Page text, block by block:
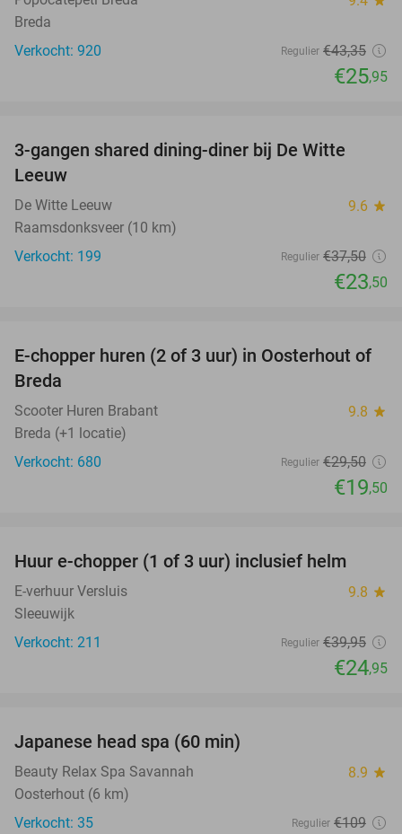
Breda
Verkocht: 920
Regulier €43,35
€25,95
3-gangen shared dining-diner bij De Witte
Leeuw
De Witte Leeuw 9.6 star
Raamsdonksveer (10 km)
Verkocht: 199
Regulier €37,50
€23,50
34%
E-chopper huren (2 of 3 uur) in Oosterhout of
Breda
Scooter Huren Brabant 9.8 star
Breda (+1 locatie)
Verkocht: 680
Regulier €29,50
€19,50
Huur e-chopper (1 of 3 uur) inclusief helm
E-verhuur Versluis 9.8 star
Sleeuwijk
Verkocht: 211
Regulier €39,95
€24,95
Japanese head spa (60 min)
Beauty Relax Spa Savannah 8.9 star
Oosterhout (6 km)
Verkocht: 35
Regulier €109